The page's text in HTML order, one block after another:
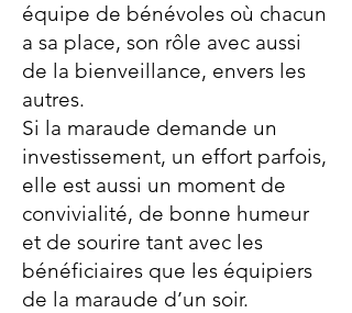
équipe de bénévoles où chacun
a sa place, son rôle avec aussi
de la bienveillance, envers les
autres.
Si la maraude demande un
investissement, un effort parfois,
elle est aussi un moment de
convivialité, de bonne humeur
et de sourire tant avec les
bénéficiaires que les équipiers
de la maraude d’un soir.